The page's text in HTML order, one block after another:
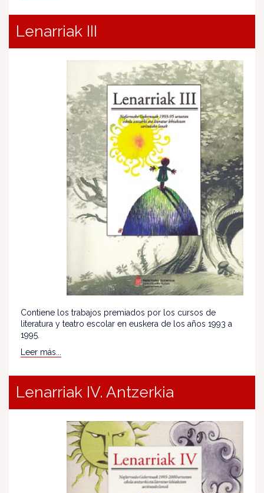
Lenarriak III
Contiene los trabajos premiados por los cursos de
literatura y teatro escolar en euskera de los años 1993 a
1995.
Leer más...
Lenarriak IV. Antzerkia